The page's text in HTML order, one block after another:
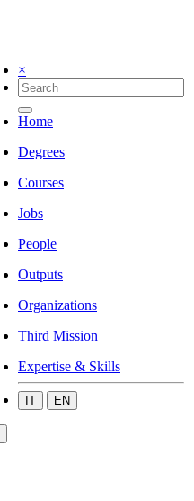
×
Home
Degrees
Courses
Jobs
People
Outputs
Organizations
Third Mission
Expertise & Skills
IT EN